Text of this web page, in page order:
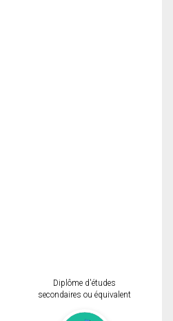
Diplôme d'études
secondaires ou équivalent